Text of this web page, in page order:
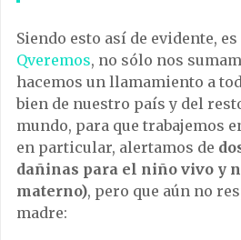
Siendo esto así de evidente,
Qveremos, no sólo nos
hacemos un llamamiento a
bien de nuestro país y del
mundo, para que trabajemos
en particular, alertamos de
dañinas para el niño vivo y
materno), pero que aún no
madre: